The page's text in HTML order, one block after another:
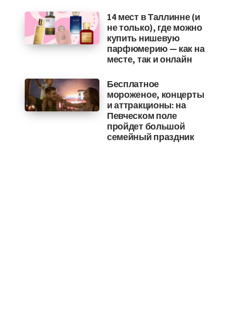
14 мест в Таллинне (и
не только), где можно
купить нишевую
парфюмерию — как на
месте, так и онлайн
Бесплатное
мороженое, концерты
и аттракционы: на
Певческом поле
пройдет большой
семейный праздник